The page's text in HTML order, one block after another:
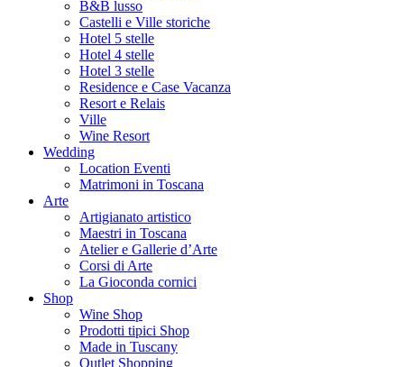
B&B lusso
Castelli e Ville storiche
Hotel 5 stelle
Hotel 4 stelle
Hotel 3 stelle
Residence e Case Vacanza
Resort e Relais
Ville
Wine Resort
Wedding
Location Eventi
Matrimoni in Toscana
Arte
Artigianato artistico
Maestri in Toscana
Atelier e Gallerie d’Arte
Corsi di Arte
La Gioconda cornici
Shop
Wine Shop
Prodotti tipici Shop
Made in Tuscany
Outlet Shopping